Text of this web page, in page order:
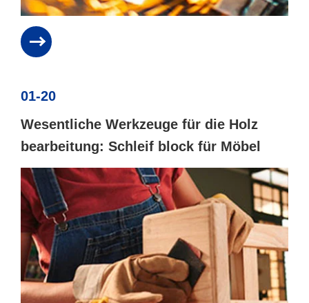
01-20
Wesentliche Werkzeuge für die Holz
bearbeitung: Schleif block für Möbel